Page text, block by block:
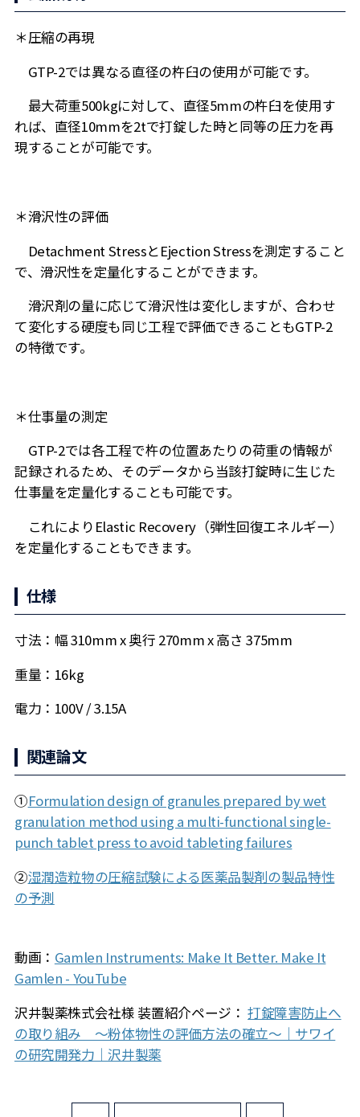
＊圧縮の再現
GTP-2では異なる直径の杵臼の使用が可能です。
最大荷重500kgに対して、直径5mmの杵臼を使用す
れば、直径10mmを2tで打錠した時と同等の圧力を再
現することが可能です。
＊滑沢性の評価
Detachment StressとEjection Stressを測定すること
で、滑沢性を定量化することができます。
滑沢剤の量に応じて滑沢性は変化しますが、合わせ
て変化する硬度も同じ工程で評価できることもGTP-2
の特徴です。
＊仕事量の測定
GTP-2では各工程で杵の位置あたりの荷重の情報が
記録されるため、そのデータから当該打錠時に生じた
仕事量を定量化することも可能です。
これによりElastic Recovery（弾性回復エネルギー）
を定量化することもできます。
仕様
寸法：幅 310mm x 奥行 270mm x 高さ 375mm
重量：16kg
電力：100V / 3.15A
関連論文
①Formulation design of granules prepared by wet
granulation method using a multi-functional single-
punch tablet press to avoid tableting failures
②湿潤造粒物の圧縮試験による医薬品製剤の製品特性
の予測
動画： Gamlen Instruments: Make It Better. Make It
Gamlen - YouTube
沢井製薬株式会社様 装置紹介ページ：打錠障害防止へ
の取り組み ～粉体物性の評価方法の確立～｜サワイ
の研究開発力｜沢井製薬